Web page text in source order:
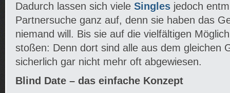
Dadurch lassen sich viele Singles jedoch
Partnersuche ganz auf, denn sie haben das
niemand will. Bis sie auf die vielfältigen
stoßen: Denn dort sind alle aus dem gleichen
sicherlich gar nicht mehr oft abgewiesen.
Blind Date – das einfache Konzept